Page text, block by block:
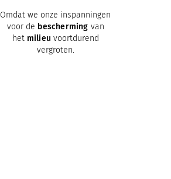
Omdat we onze inspanningen
voor de bescherming van
het milieu voortdurend
vergroten.